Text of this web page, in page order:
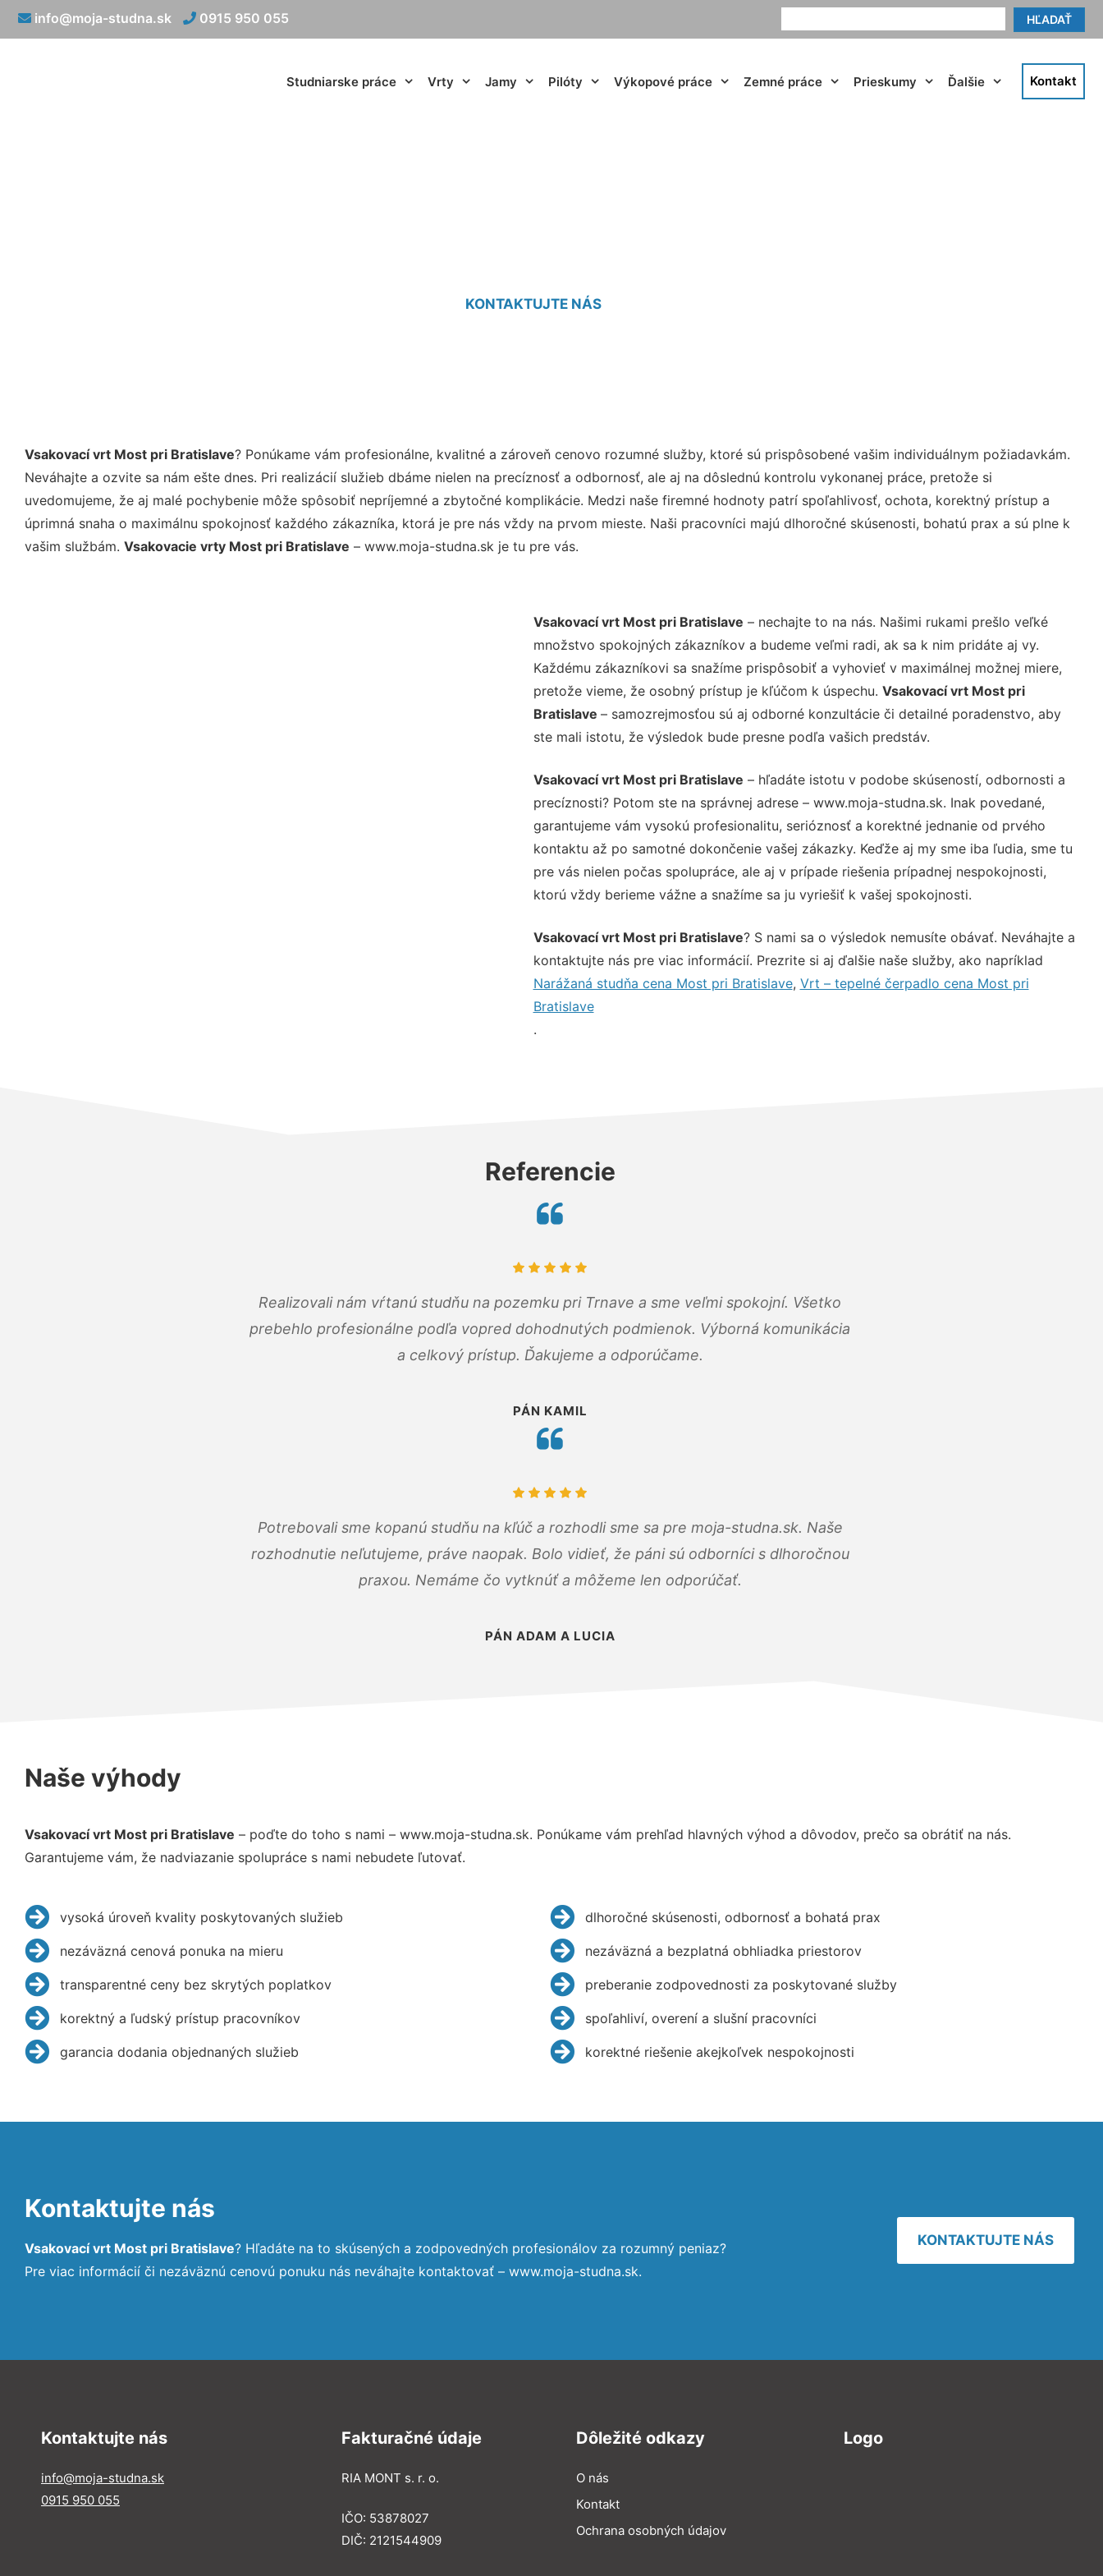
HĽADAŤ
info@moja-studna.sk 0915 950 055
Studniarske práce Vrty Jamy Pilóty Výkopové práce Zemné práce Prieskumy Ďalšie Kontakt
KONTAKTUJTE NÁS
Vsakovací vrt Most pri Bratislave? Ponúkame vám profesionálne, kvalitné a zároveň cenovo rozumné služby, ktoré sú prispôsobené vašim individuálnym požiadavkám.
Neváhajte a ozvite sa nám ešte dnes. Pri realizácií služieb dbáme nielen na precíznosť a odbornosť, ale aj na dôslednú kontrolu vykonanej práce, pretože si
uvedomujeme, že aj malé pochybenie môže spôsobiť nepríjemné a zbytočné komplikácie. Medzi naše firemné hodnoty patrí spoľahlivosť, ochota, korektný prístup a
úprimná snaha o maximálnu spokojnosť každého zákazníka, ktorá je pre nás vždy na prvom mieste. Naši pracovníci majú dlhoročné skúsenosti, bohatú prax a sú plne k
vašim službám. Vsakovacie vrty Most pri Bratislave – www.moja-studna.sk je tu pre vás.
Vsakovací vrt Most pri Bratislave – nechajte to na nás. Našimi rukami prešlo veľké
množstvo spokojných zákazníkov a budeme veľmi radi, ak sa k nim pridáte aj vy.
Každému zákazníkovi sa snažíme prispôsobiť a vyhovieť v maximálnej možnej miere,
pretože vieme, že osobný prístup je kľúčom k úspechu. Vsakovací vrt Most pri
Bratislave – samozrejmosťou sú aj odborné konzultácie či detailné poradenstvo, aby
ste mali istotu, že výsledok bude presne podľa vašich predstáv.
Vsakovací vrt Most pri Bratislave – hľadáte istotu v podobe skúseností, odbornosti a
precíznosti? Potom ste na správnej adrese – www.moja-studna.sk. Inak povedané,
garantujeme vám vysokú profesionalitu, serióznosť a korektné jednanie od prvého
kontaktu až po samotné dokončenie vašej zákazky. Keďže aj my sme iba ľudia, sme tu
pre vás nielen počas spolupráce, ale aj v prípade riešenia prípadnej nespokojnosti,
ktorú vždy berieme vážne a snažíme sa ju vyriešiť k vašej spokojnosti.
Vsakovací vrt Most pri Bratislave? S nami sa o výsledok nemusíte obávať. Neváhajte a
kontaktujte nás pre viac informácií. Prezrite si aj ďalšie naše služby, ako napríklad
Narážaná studňa cena Most pri Bratislave, Vrt – tepelné čerpadlo cena Most pri
Bratislave
.
Referencie
Realizovali nám vŕtanú studňu na pozemku pri Trnave a sme veľmi spokojní. Všetko
prebehlo profesionálne podľa vopred dohodnutých podmienok. Výborná komunikácia
a celkový prístup. Ďakujeme a odporúčame.
PÁN KAMIL
Potrebovali sme kopanú studňu na kľúč a rozhodli sme sa pre moja-studna.sk. Naše
rozhodnutie neľutujeme, práve naopak. Bolo vidieť, že páni sú odborníci s dlhoročnou
praxou. Nemáme čo vytknúť a môžeme len odporúčať.
PÁN ADAM A LUCIA
Naše výhody
Vsakovací vrt Most pri Bratislave – poďte do toho s nami – www.moja-studna.sk. Ponúkame vám prehľad hlavných výhod a dôvodov, prečo sa obrátiť na nás.
Garantujeme vám, že nadviazanie spolupráce s nami nebudete ľutovať.
vysoká úroveň kvality poskytovaných služieb
nezáväzná cenová ponuka na mieru
transparentné ceny bez skrytých poplatkov
korektný a ľudský prístup pracovníkov
garancia dodania objednaných služieb
dlhoročné skúsenosti, odbornosť a bohatá prax
nezáväzná a bezplatná obhliadka priestorov
preberanie zodpovednosti za poskytované služby
spoľahliví, overení a slušní pracovníci
korektné riešenie akejkoľvek nespokojnosti
Kontaktujte nás
Vsakovací vrt Most pri Bratislave? Hľadáte na to skúsených a zodpovedných profesionálov za rozumný peniaz?
Pre viac informácií či nezáväznú cenovú ponuku nás neváhajte kontaktovať – www.moja-studna.sk.
KONTAKTUJTE NÁS
Kontaktujte nás
info@moja-studna.sk
0915 950 055
Fakturačné údaje
RIA MONT s. r. o.
IČO: 53878027
DIČ: 2121544909
Dôležité odkazy
O nás
Kontakt
Ochrana osobných údajov
Logo